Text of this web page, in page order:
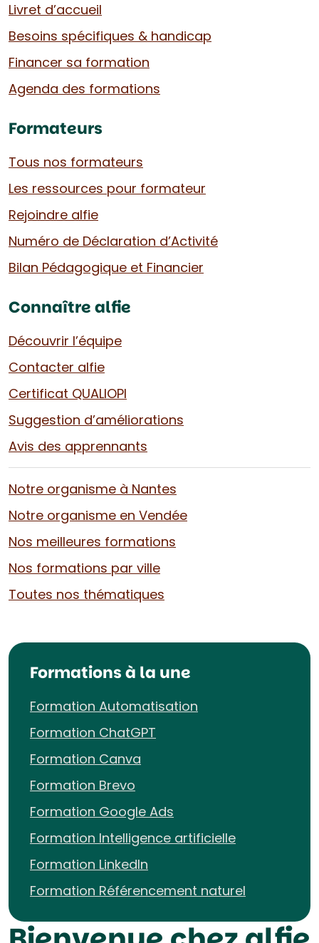
Livret d’accueil
Besoins spécifiques & handicap
Financer sa formation
Agenda des formations
Formateurs
Tous nos formateurs
Les ressources pour formateur
Rejoindre alfie
Numéro de Déclaration d’Activité
Bilan Pédagogique et Financier
Connaître alfie
Découvrir l’équipe
Contacter alfie
Certificat QUALIOPI
Suggestion d’améliorations
Avis des apprennants
Notre organisme à Nantes
Notre organisme en Vendée
Nos meilleures formations
Nos formations par ville
Toutes nos thématiques
Formations à la une
Formation Automatisation
Formation ChatGPT
Formation Canva
Formation Brevo
Formation Google Ads
Formation Intelligence artificielle
Formation LinkedIn
Formation Référencement naturel